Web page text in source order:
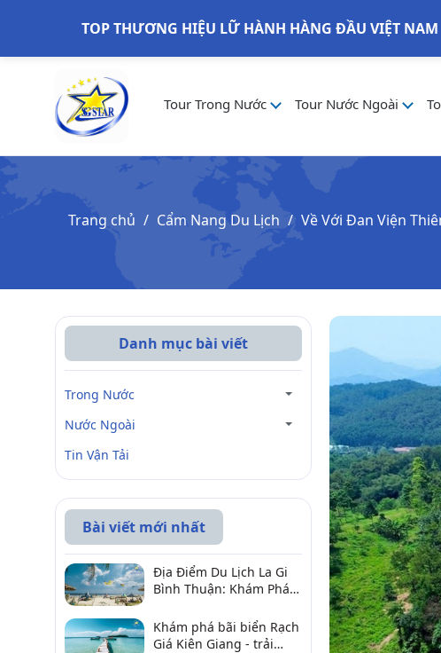
TOP THƯƠNG HIỆU LỮ HÀNH HÀNG ĐẦU VIỆT NAM
Tour Trong Nước Tour Nước Ngoài
Trang chủ Cẩm Nang Du Lịch Về Với Đan Viện
Danh mục bài viết
Trong Nước
Nước Ngoài
Tin Vận Tải
Bài viết mới nhất
Địa Điểm Du Lịch La Gi
Bình Thuận: Khám Phá 6
2026
Khám phá bãi biển Rạch
Giá Kiên Giang - trải